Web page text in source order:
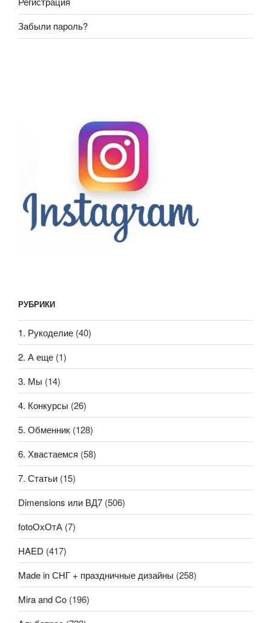
Забыли пароль?
РУБРИКИ
1. Рукоделие (40)
2. А еще (1)
3. Мы (14)
4. Конкурсы (26)
5. Обменник (128)
6. Хвастаемся (58)
7. Статьи (15)
Dimensions или ВД7 (506)
fotoОхОтА (7)
HAED (417)
Made in СНГ + праздничные дизайны (258)
Mira and Co (196)